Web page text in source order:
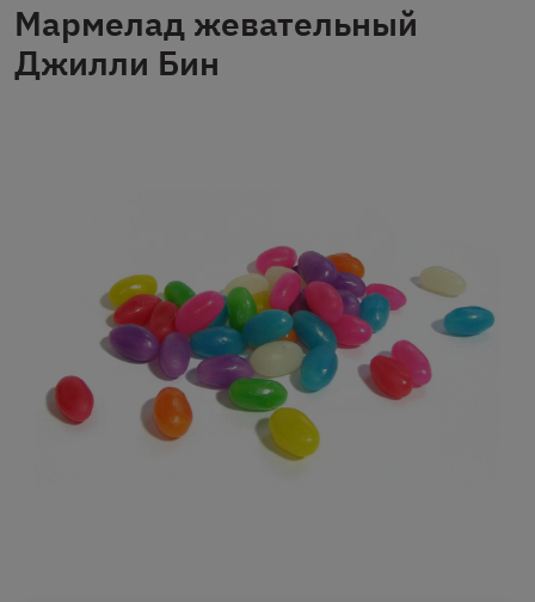
Мармелад жевательный
Джилли Бин